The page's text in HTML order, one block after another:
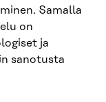
Samalla
on
ja
sanotusta